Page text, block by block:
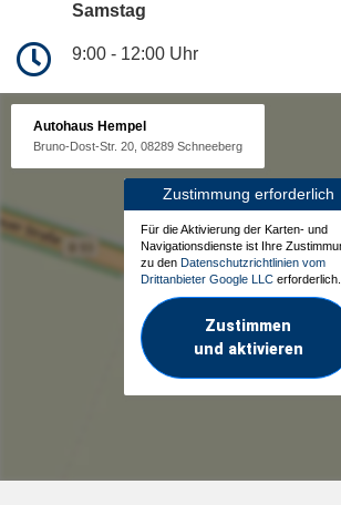
Samstag
9:00 - 12:00 Uhr
Autohaus Hempel
Bruno-Dost-Str. 20, 08289 Schneeberg
Zustimmung erforderlich
Für die Aktivierung der Karten- und
Navigationsdienste ist Ihre
zu den Datenschutzrichtlinien vom
Drittanbieter Google LLC erforderlich.
Zustimmen
und aktivieren